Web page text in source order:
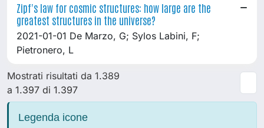
Zipf's law for cosmic structures: how large are the
greatest structures in the universe?
2021-01-01 De Marzo, G; Sylos Labini, F;
Pietronero, L
Mostrati risultati da 1.389
a 1.397 di 1.397
Legenda icone